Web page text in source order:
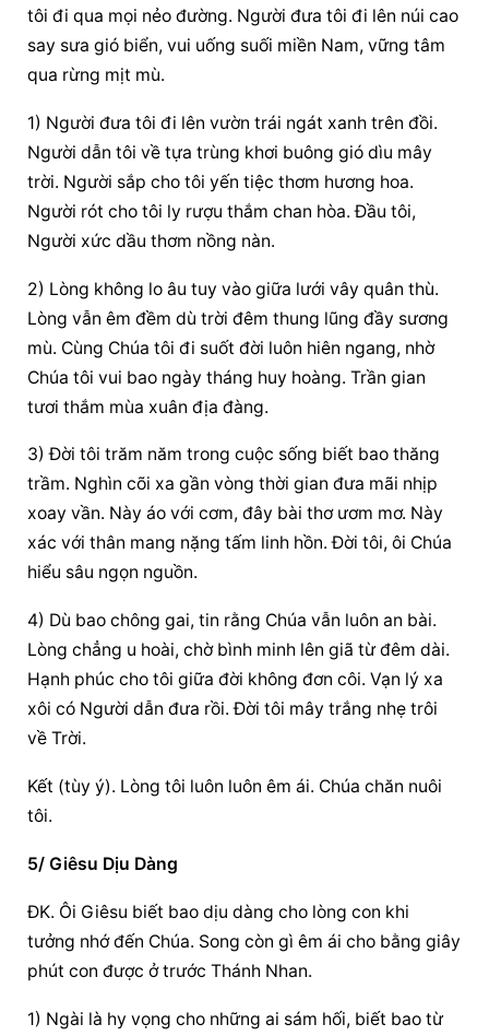
tôi đi qua mọi nẻo đường. Người đưa tôi đi lên núi cao
say sưa gió biển, vui uống suối miền Nam, vững tâm
qua rừng mịt mù.
1) Người đưa tôi đi lên vườn trái ngát xanh trên đồi.
Người dẫn tôi về tựa trùng khơi buông gió dìu mây
trời. Người sắp cho tôi yến tiệc thơm hương hoa.
Người rót cho tôi ly rượu thắm chan hòa. Đầu tôi,
Người xức dầu thơm nồng nàn.
2) Lòng không lo âu tuy vào giữa lưới vây quân thù.
Lòng vẫn êm đềm dù trời đêm thung lũng đầy sương
mù. Cùng Chúa tôi đi suốt đời luôn hiên ngang, nhờ
Chúa tôi vui bao ngày tháng huy hoàng. Trần gian
tươi thắm mùa xuân địa đàng.
3) Đời tôi trăm năm trong cuộc sống biết bao thăng
trầm. Nghìn cõi xa gần vòng thời gian đưa mãi nhịp
xoay vần. Này áo với cơm, đây bài thơ ươm mơ. Này
xác với thân mang nặng tấm linh hồn. Đời tôi, ôi Chúa
hiểu sâu ngọn nguồn.
4) Dù bao chông gai, tin rằng Chúa vẫn luôn an bài.
Lòng chẳng u hoài, chờ bình minh lên giã từ đêm dài.
Hạnh phúc cho tôi giữa đời không đơn côi. Vạn lý xa
xôi có Người dẫn đưa rồi. Đời tôi mây trắng nhẹ trôi
về Trời.
Kết (tùy ý). Lòng tôi luôn luôn êm ái. Chúa chăn nuôi
tôi.
5/ Giêsu Dịu Dàng
ÐK. Ôi Giêsu biết bao dịu dàng cho lòng con khi
tưởng nhớ đến Chúa. Song còn gì êm ái cho bằng giây
phút con được ở trước Thánh Nhan.
1) Ngài là hy vọng cho những ai sám hối, biết bao từ